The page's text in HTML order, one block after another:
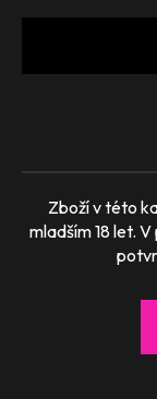
VOUCHERY
Zážitky
Zboží v této
mladším 18 let.